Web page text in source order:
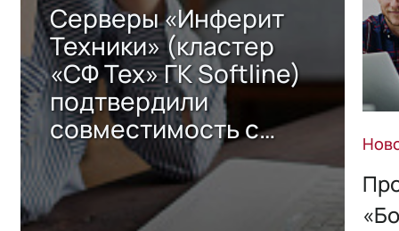
Серверы «Инферит
Техники» (кластер
«СФ Тех» ГК Softline)
подтвердили
совместимость с
решением Sharx
Storage 2.x для
хранения данных